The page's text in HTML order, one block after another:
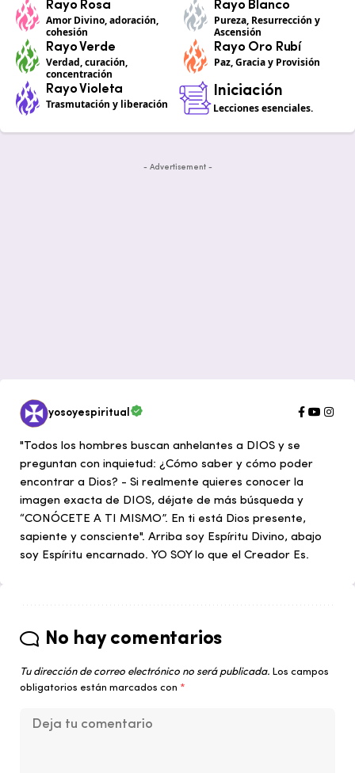
Rayo Rosa
Amor Divino, adoración,
cohesión
Rayo Blanco
Pureza, Resurrección y
Ascensión
Rayo Verde
Verdad, curación,
concentración
Rayo Oro Rubí
Paz, Gracia y Provisión
Rayo Violeta
Trasmutación y liberación
Iniciación
Lecciones esenciales.
- Advertisement -
yosoyespiritual
"Todos los hombres buscan anhelantes a DIOS y se
preguntan con inquietud: ¿Cómo saber y cómo poder
encontrar a Dios? - Si realmente quieres conocer la
imagen exacta de DIOS, déjate de más búsqueda y
“CONÓCETE A TI MISMO”. En ti está Dios presente,
sapiente y consciente". Arriba soy Espíritu Divino, abajo
soy Espíritu encarnado. YO SOY lo que el Creador Es.
No hay comentarios
Tu dirección de correo electrónico no será publicada. Los campos
obligatorios están marcados con *